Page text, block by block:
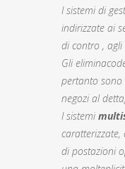
I sistemi di
indirizzate ai
di contro ,
Gli
pertanto sono
negozi al
I sistemi
di postazioni